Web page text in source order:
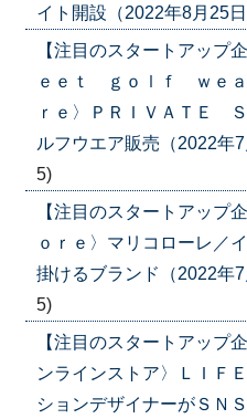
イト開設（2022年8月25
【注目のスタートアッ
ｅｅｔ ｇｏｌｆ ｗｅ
ｒｅ〉ＰＲＩＶＡＴＥ
ルフウエア販売（2022年
5)
【注目のスタートアップ
ｏｒｅ〉マリコローレ／
掛けるブランド（2022年
5)
【注目のスタートアッ
ンラインストア〉ＬＩＦ
ションデザイナーがＳＮ